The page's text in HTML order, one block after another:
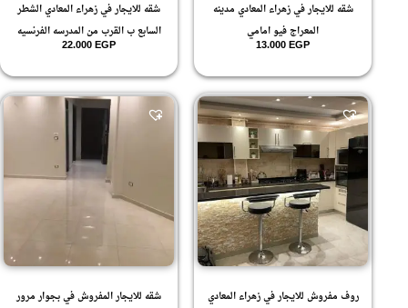
شقه للايجار في زهراء المعادي مدينه
المعراج فيو امامي
13.000EGP
شقه للايجار في زهراء المعادي الشطر
السابع ب القرب من المدرسه الفرنسيه
22.000EGP
روف مفروش للايجار في زهراء المعادي
شقه للايجار المفروش في بجوار مرور